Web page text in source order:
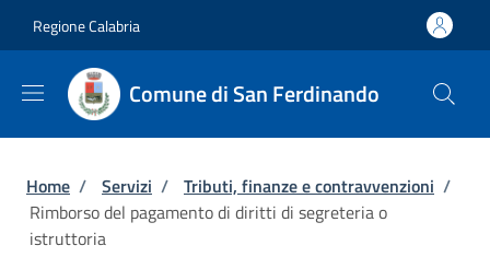
Regione Calabria
Comune di San Ferdinando
Briciole di pane
Home / Servizi / Tributi, finanze e contravvenzioni /
Rimborso del pagamento di diritti di segreteria o
istruttoria